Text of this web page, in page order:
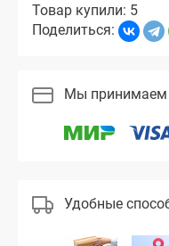
Товар купили: 5
Поделиться:
Мы принимаем
Удобные